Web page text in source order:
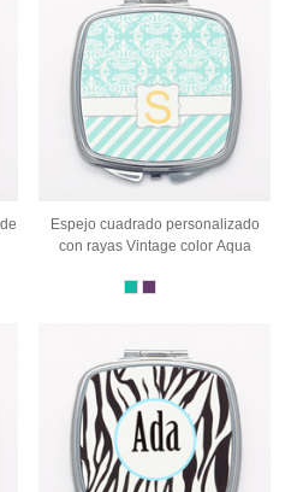
Espejo cuadrado personalizado
con rayas Vintage color Aqua